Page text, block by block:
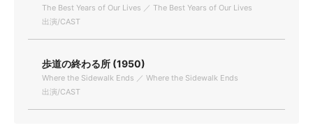
The Best Years of Our Lives ／ The Best Years of Our Lives
出演/CAST
歩道の終わる所 (1950)
Where the Sidewalk Ends ／ Where the Sidewalk Ends
出演/CAST